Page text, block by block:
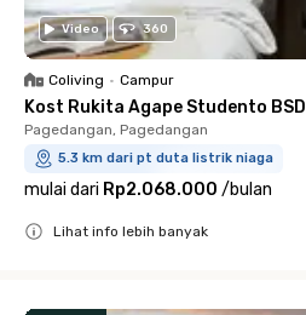
Video 360
Coliving • Campur
Kost Rukita Agape Studento BSD
Pagedangan, Pagedangan
5.3 km dari pt duta listrik niaga
mulai dari Rp2.068.000 /bulan
Lihat info lebih banyak